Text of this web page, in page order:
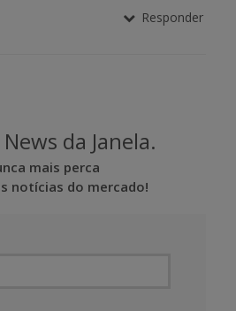
Responder
da Janela.
mais perca
notícias do mercado!